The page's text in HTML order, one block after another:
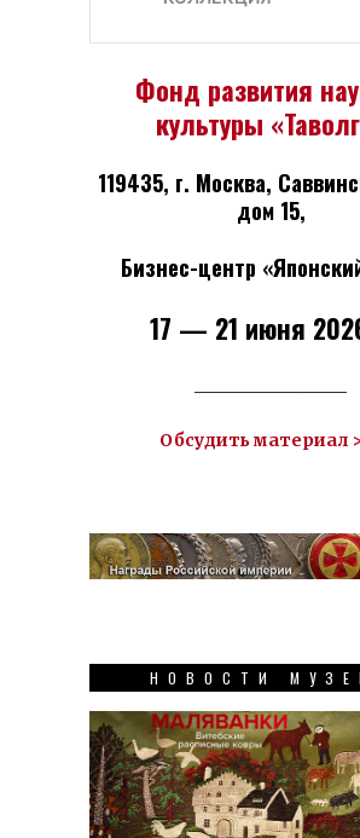
Фонд развития
культуры
119435, г. Москва,
дом 15,
Бизнес-центр
17 — 21 июня
Обсудить материал
НОВОСТИ